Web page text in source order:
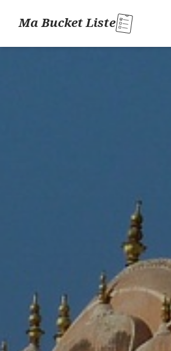
Ma Bucket Liste